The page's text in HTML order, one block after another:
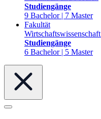
Studiengänge
9 Bachelor | 7 Master
Fakultät
Studiengänge
6 Bachelor | 5 Master